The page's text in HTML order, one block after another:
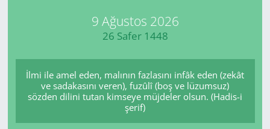
9 Ağustos 2026
26 Safer 1448
İlmi ile amel eden, malının fazlasını infâk eden (zekât
ve sadakasını veren), fuzûlî (boş ve lüzumsuz)
sözden dilini tutan kimseye müjdeler olsun. (Hadis-i
şerif)